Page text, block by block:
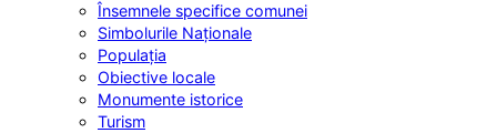
Însemnele specifice comunei
Simbolurile Naționale
Populația
Obiective locale
Monumente istorice
Turism